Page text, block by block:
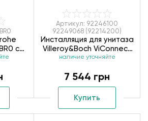
с
Артикул: 92246100
92249068 (92214200)
Инсталляция для унитаза
Villeroy&Boch ViConnect
92246100(92214200)
наличие уточняйте
7 544 грн
Купить